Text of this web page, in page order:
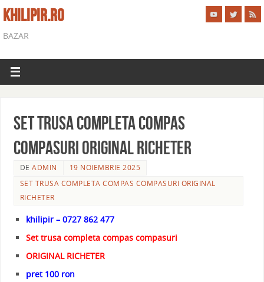
KHILIPIR.RO
BAZAR
Set trusa completa compas
compasuri ORIGINAL RICHETER
DEADMIN
19 NOIEMBRIE 2025
SET TRUSA COMPLETA COMPAS COMPASURI ORIGINAL
RICHETER
khilipir – 0727 862 477
Set trusa completa compas compasuri
ORIGINAL RICHETER
pret 100 ron